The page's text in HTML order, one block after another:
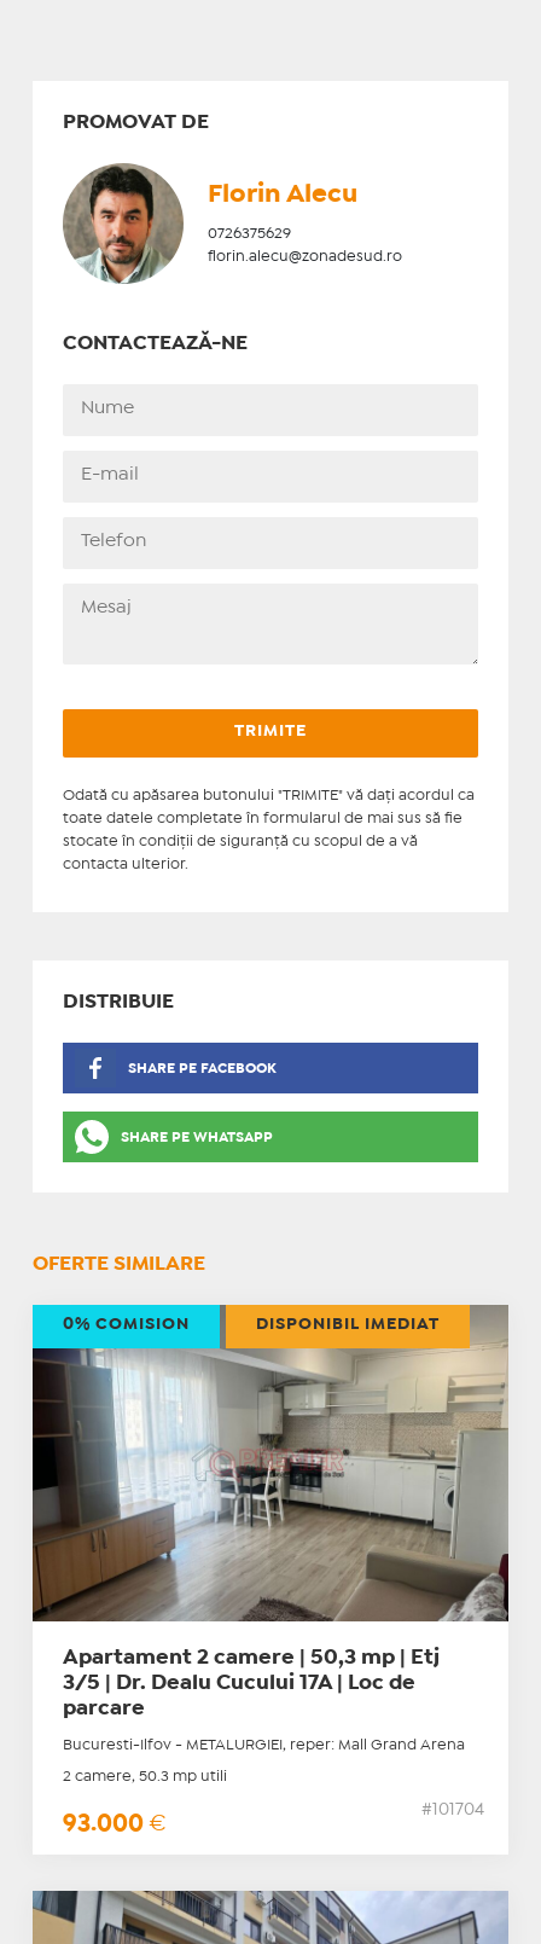
PROMOVAT DE
Florin Alecu
0726375629
florin.alecu@zonadesud.ro
CONTACTEAZĂ-NE
Odată cu apăsarea butonului "TRIMITE" vă daţi acordul ca
toate datele completate în formularul de mai sus să fie
stocate în condiţii de siguranţă cu scopul de a vă
contacta ulterior.
DISTRIBUIE
SHARE PE FACEBOOK
SHARE PE WHATSAPP
OFERTE SIMILARE
Apartament 2 camere | 50,3 mp | Etj
3/5 | Dr. Dealu Cucului 17A | Loc de
parcare
Bucuresti-Ilfov - METALURGIEI, reper: Mall Grand Arena
2 camere, 50.3 mp utili
93.000 €
#101704
0% COMISION DISPONIBIL IMEDIAT